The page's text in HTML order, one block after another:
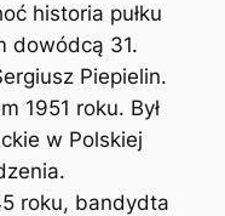
historia pułku
dowódcą 31.
Piepielin.
1951 roku. Był
w Polskiej
roku, bandydta